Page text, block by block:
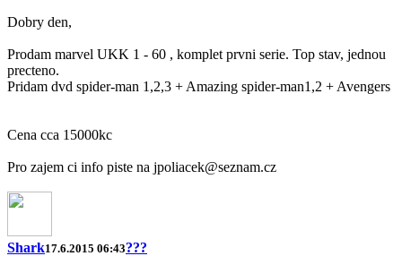
Dobry den,
Prodam marvel UKK 1 - 60 , komplet prvni serie. Top stav, jednou
precteno.
Pridam dvd spider-man 1,2,3 + Amazing spider-man1,2 + Avengers
Cena cca 15000kc
Pro zajem ci info piste na jpoliacek@seznam.cz
Shark17.6.2015 06:43???